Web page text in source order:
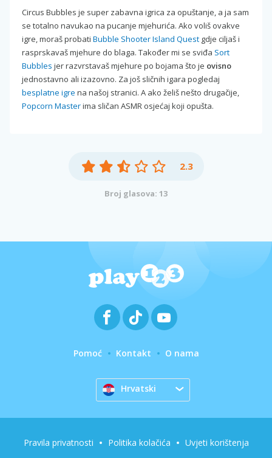
Circus Bubbles je super zabavna igrica za opuštanje, a ja sam
se totalno navukao na pucanje mjehurića. Ako voliš ovakve
igre, moraš probati Bubble Shooter Island Quest gdje ciljaš i
rasprskavaš mjehure do blaga. Također mi se sviđa Sort
Bubbles jer razvrstavaš mjehure po bojama što je ovisno
jednostavno ali izazovno. Za još sličnih igara pogledaj
besplatne igre na našoj stranici. A ako želiš nešto drugačije,
Popcorn Masterima sličan ASMR osjećaj koji opušta.
2.3
Broj glasova: 13
Pomoć Kontakt O nama
Hrvatski
Pravila privatnosti Politika kolačića Uvjeti korištenja